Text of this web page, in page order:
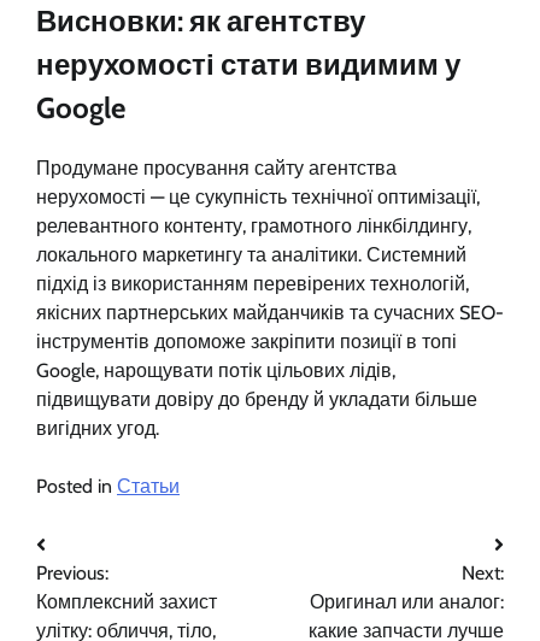
Висновки: як агентству
нерухомості стати видимим у
Google
Продумане просування сайту агентства
нерухомості — це сукупність технічної оптимізації,
релевантного контенту, грамотного лінкбілдингу,
локального маркетингу та аналітики. Системний
підхід із використанням перевірених технологій,
якісних партнерських майданчиків та сучасних SEO-
інструментів допоможе закріпити позиції в топі
Google, нарощувати потік цільових лідів,
підвищувати довіру до бренду й укладати більше
вигідних угод.
Posted in Статьи
Навигация
по
Previous:
Комплексний захист
улітку: обличчя, тіло,
Next:
Оригинал или аналог:
какие запчасти лучше